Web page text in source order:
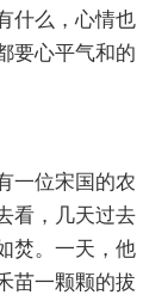
什么，心情也
要心平气和的
一位宋国的农
看，几天过去
焚。一天，他
苗一颗颗的拔